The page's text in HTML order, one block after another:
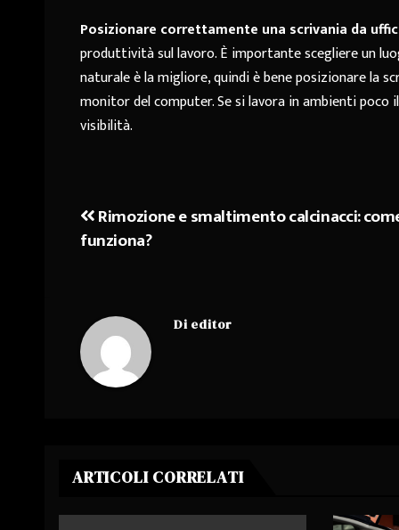
Posizionare correttamente una scrivania da
produttività sul lavoro. È importante scegliere un
naturale è la migliore, quindi è bene posizionare la
monitor del computer. Se si lavora in ambienti
visibilità.
Navigazione
articoli
Rimozione e smaltimento calcinacci:
funziona?
Di editor
ARTICOLI CORRELATI